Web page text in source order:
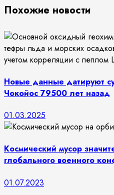
Похожие новости
Новые данные датируют
Чокойос 79500 лет назад
01.03.2025
Космический мусор
глобального военного
01.07.2023